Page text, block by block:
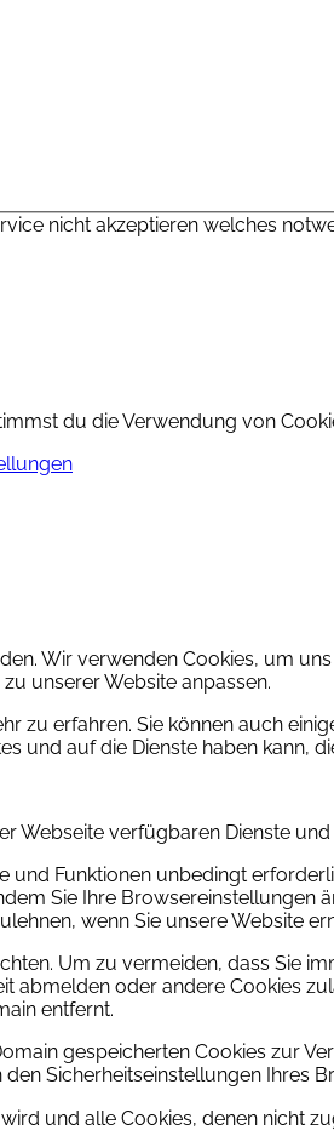
nicht akzeptieren welches
du die Verwendung von
Wir verwenden Cookies, um
unserer Website anpassen.
zu erfahren. Sie können auch
und auf die Dienste haben kann,
Webseite verfügbaren Dienste
und Funktionen unbedingt
Sie Ihre
wenn Sie unsere Website
Um zu vermeiden, dass Sie
abmelden oder andere Cookies
entfernt.
gespeicherten Cookies zur
Sicherheitseinstellungen Ihres
und alle Cookies, denen nicht